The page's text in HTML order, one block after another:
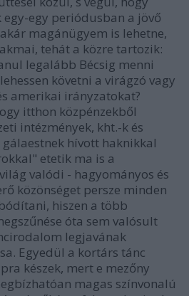
egy periódusban a jövő
magánügyem is lehetne,
tehát a közre tartozik:
legalább Bécsig menni
követni a virágzó vagy
amerikai irányzatokat?
itthon közpénzekből
intézmények, kht.-k és
hívott haknikkal
etetik ma is a
valódi - hagyományos és
közönséget persze minden
hiszen a több
óta sem valósult
legjavának
Egyedül a kortárs tánc
készek, mert e mezőny
magas színvonalú